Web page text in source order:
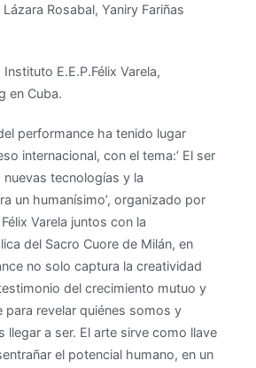
Rosabal, Yaniry Fariñas
Instituto E.E.P.Félix Varela,
en Cuba.
performance ha tenido lugar
internacional, con el tema:’ El ser
nuevas tecnologías y la
un humanísimo’, organizado por
Varela juntos con la
del Sacro Cuore de Milán, en
no solo captura la creatividad
del crecimiento mutuo y
para revelar quiénes somos y
llegar a ser. El arte sirve como llave
el potencial humano, en un